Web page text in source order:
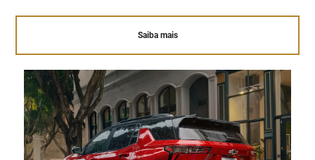
Saiba mais